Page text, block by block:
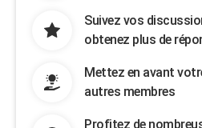
Suivez vos
obtenez plus de
Mettez en avant
autres membres
Profitez de